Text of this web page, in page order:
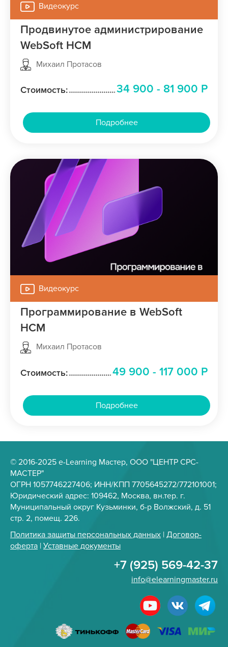
Видеокурс
Продвинутое администрирование
WebSoft HCM
Михаил Протасов
Стоимость: 34 900 - 81 900 Р
Подробнее
Видеокурс
Программирование в WebSoft
HCM
Михаил Протасов
Стоимость: 49 900 - 117 000 Р
Подробнее
© 2016-2025 e-Learning Мастер, ООО "ЦЕНТР СРС-
МАСТЕР"
ОГРН 1057746227406; ИНН/КПП 7705645272/772101001;
Юридический адрес: 109462, Москва, вн.тер. г.
Муниципальный округ Кузьминки, б-р Волжский, д. 51
стр. 2, помещ. 226.
Политика защиты персональных данных | Договор-
оферта | Уставные документы
+7 (925) 569-42-37
info@elearningmaster.ru